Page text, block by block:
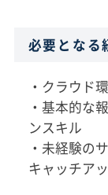
必要となる
・クラウド
・基本的な
ンスキル
・未経験の
キャッチア